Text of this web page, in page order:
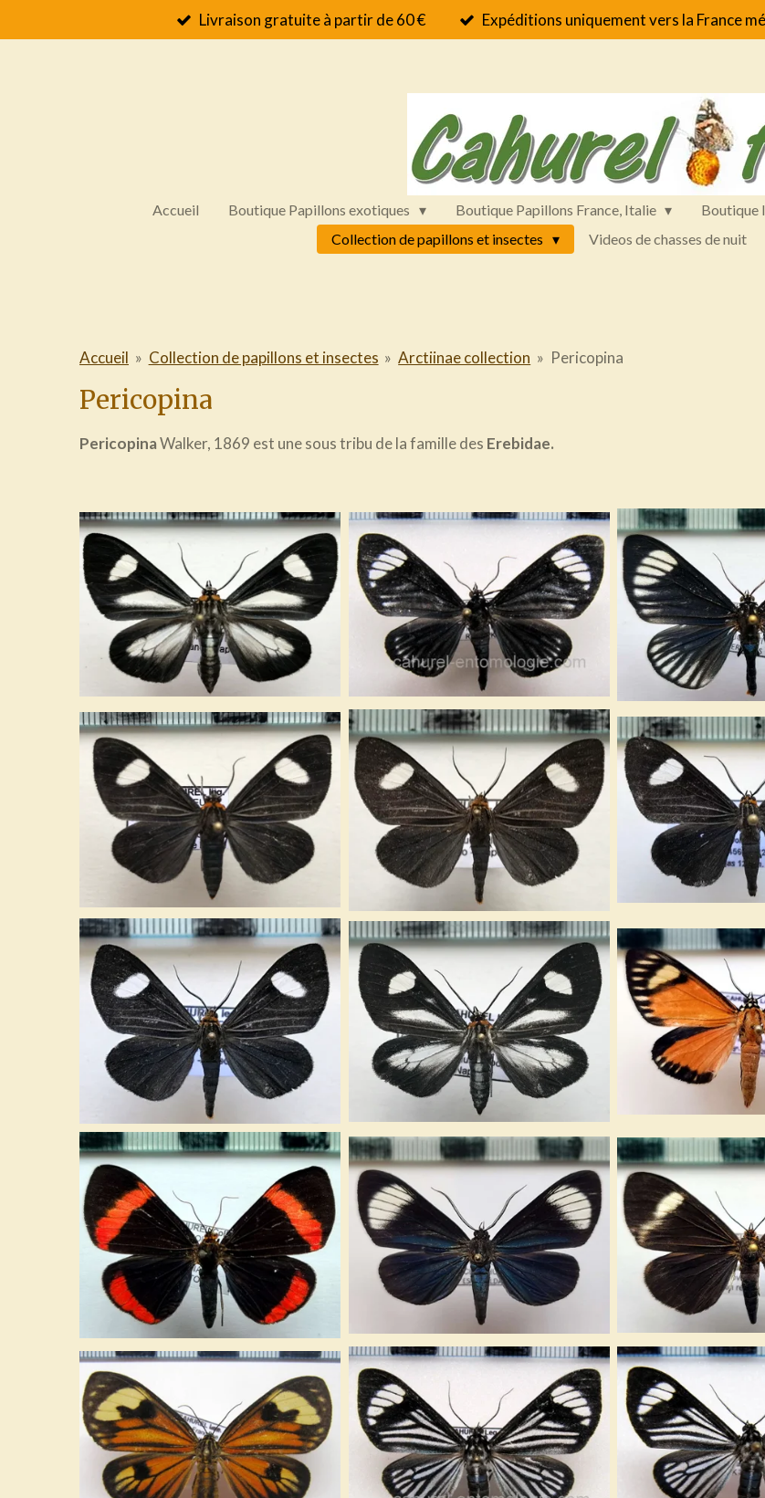
au
Livraison gratuite à partir de 60 € Expéditions uniquement vers la France
Accueil Boutique Papillons exotiques Boutique Papillons France, Italie Boutique
Collection de papillons et insectes
Videos de chasses de nuit
Accueil » Collection de papillons et insectes » Arctiinae collection » Pericopina
Pericopina
PericopinaWalker, 1869 est une sous tribu de la famille des Erebidae.